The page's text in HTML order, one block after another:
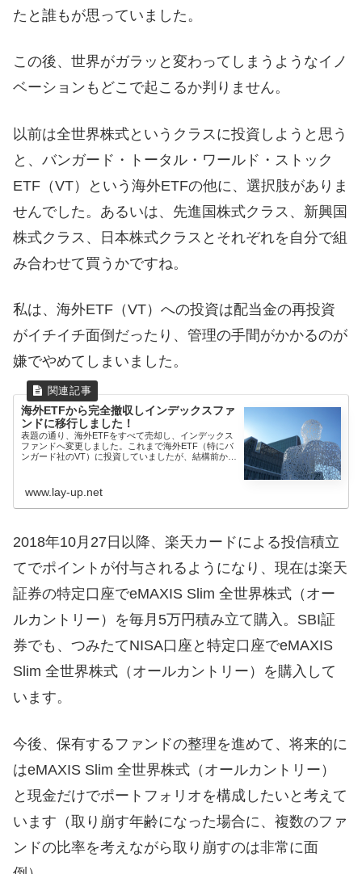
たと誰もが思っていました。
この後、世界がガラッと変わってしまうようなイノ
ベーションもどこで起こるか判りません。
以前は全世界株式というクラスに投資しようと思う
と、バンガード・トータル・ワールド・ストック
ETF（VT）という海外ETFの他に、選択肢がありま
せんでした。あるいは、先進国株式クラス、新興国
株式クラス、日本株式クラスとそれぞれを自分で組
み合わせて買うかですね。
私は、海外ETF（VT）への投資は配当金の再投資
がイチイチ面倒だったり、管理の手間がかかるのが
嫌でやめてしまいました。
海外ETFから完全撤収しインデックスファ
ンドに移行しました！
表題の通り、海外ETFをすべて売却し、インデックス
ファンドへ変更しました。これまで海外ETF（特にバ
ンガード社のVT）に投資していましたが、結構前から
www.lay-up.net
2018年10月27日以降、楽天カードによる投信積立
てでポイントが付与されるようになり、現在は楽天
証券の特定口座でeMAXIS Slim 全世界株式（オー
ルカントリー）を毎月5万円積み立て購入。SBI証
券でも、つみたてNISA口座と特定口座でeMAXIS
Slim 全世界株式（オールカントリー）を購入して
います。
今後、保有するファンドの整理を進めて、将来的に
はeMAXIS Slim 全世界株式（オールカントリー）
と現金だけでポートフォリオを構成したいと考えて
います（取り崩す年齢になった場合に、複数のファ
ンドの比率を考えながら取り崩すのは非常に面